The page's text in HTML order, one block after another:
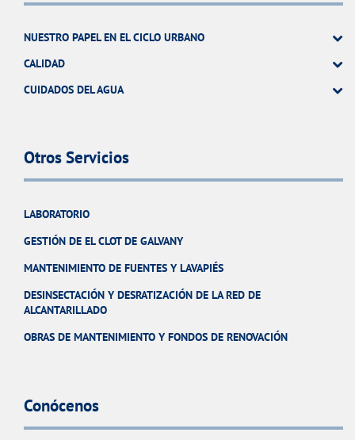
NUESTRO PAPEL EN EL CICLO URBANO
CALIDAD
CUIDADOS DEL AGUA
Otros Servicios
LABORATORIO
GESTIÓN DE EL CLOT DE GALVANY
MANTENIMIENTO DE FUENTES Y LAVAPIÉS
DESINSECTACIÓN Y DESRATIZACIÓN DE LA RED DE
ALCANTARILLADO
OBRAS DE MANTENIMIENTO Y FONDOS DE RENOVACIÓN
Conócenos